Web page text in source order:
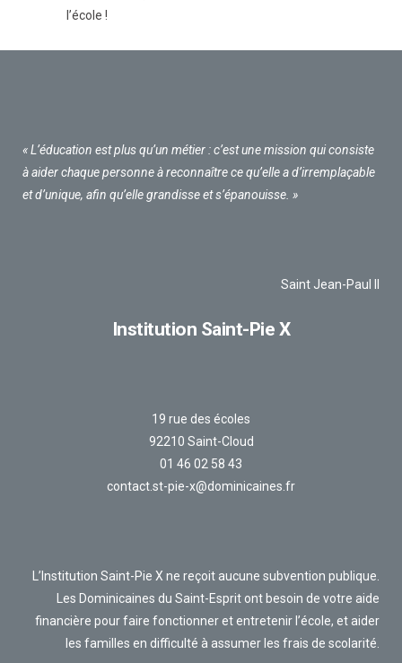
l’école !
« L’éducation est plus qu’un métier : c’est une mission qui consiste
à aider chaque personne à reconnaître ce qu’elle a d’irremplaçable
et d’unique, afin qu’elle grandisse et s’épanouisse. »
Saint Jean-Paul II
Institution Saint-Pie X
19 rue des écoles
92210 Saint-Cloud
01 46 02 58 43
contact.st-pie-x@dominicaines.fr
L’Institution Saint-Pie X ne reçoit aucune subvention publique.
Les Dominicaines du Saint-Esprit ont besoin de votre aide
financière pour faire fonctionner et entretenir l’école, et aider
les familles en difficulté à assumer les frais de scolarité.